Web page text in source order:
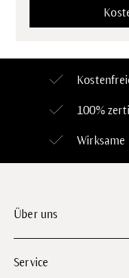
100%
Wirksame
Über uns
Service